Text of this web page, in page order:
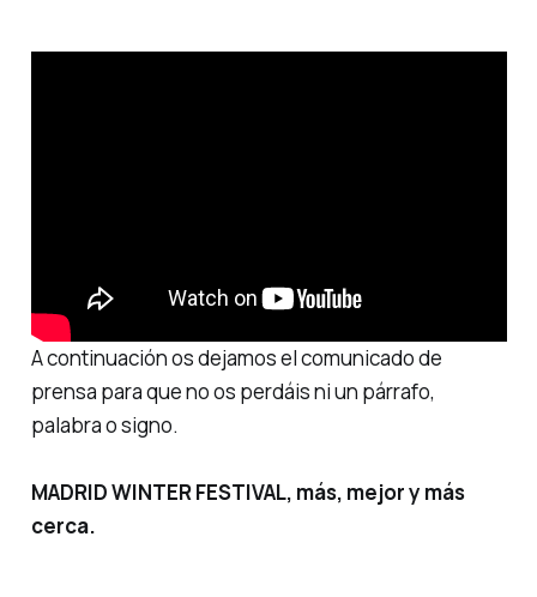
A continuación os dejamos el comunicado de
prensa para que no os perdáis ni un párrafo,
palabra o signo.
MADRID WINTER FESTIVAL, más, mejor y más
cerca.